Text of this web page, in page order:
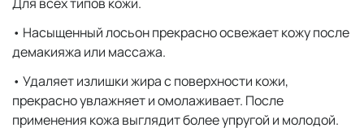
• Насыщенный лосьон прекрасно освежает кожу после
демакияжа или массажа.
• Удаляет излишки жира с поверхности кожи,
прекрасно увлажняет и омолаживает. После
применения кожа выглядит более упругой и молодой.